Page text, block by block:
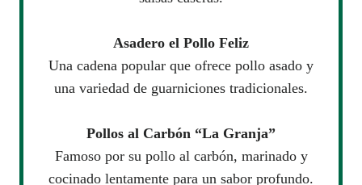
Asadero el Pollo Feliz
Una cadena popular que ofrece pollo asado y
una variedad de guarniciones tradicionales.
Pollos al Carbón “La Granja”
Famoso por su pollo al carbón, marinado y
cocinado lentamente para un sabor profundo.